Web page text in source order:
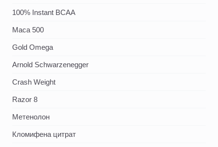
100% Instant BCAA
Maca 500
Gold Omega
Arnold Schwarzenegger
Crash Weight
Razor 8
Метенолон
Кломифена цитрат